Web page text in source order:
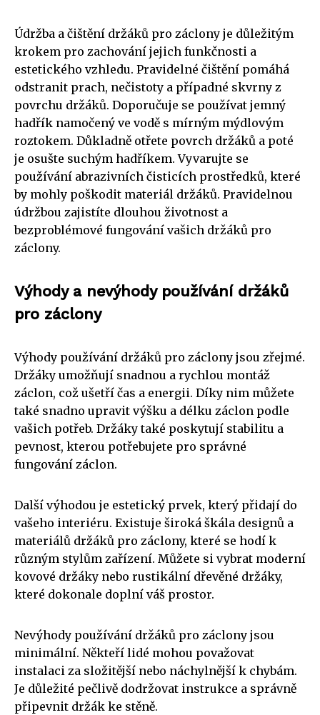
Údržba a čištění držáků pro záclony je důležitým
krokem pro zachování jejich funkčnosti a
estetického vzhledu. Pravidelné čištění pomáhá
odstranit prach, nečistoty a případné skvrny z
povrchu držáků. Doporučuje se používat jemný
hadřík namočený ve vodě s mírným mýdlovým
roztokem. Důkladně otřete povrch držáků a poté
je osušte suchým hadříkem. Vyvarujte se
používání abrazivních čisticích prostředků, které
by mohly poškodit materiál držáků. Pravidelnou
údržbou zajistíte dlouhou životnost a
bezproblémové fungování vašich držáků pro
záclony.
Výhody a nevýhody používání držáků
pro záclony
Výhody používání držáků pro záclony jsou zřejmé.
Držáky umožňují snadnou a rychlou montáž
záclon, což ušetří čas a energii. Díky nim můžete
také snadno upravit výšku a délku záclon podle
vašich potřeb. Držáky také poskytují stabilitu a
pevnost, kterou potřebujete pro správné
fungování záclon.
Další výhodou je estetický prvek, který přidají do
vašeho interiéru. Existuje široká škála designů a
materiálů držáků pro záclony, které se hodí k
různým stylům zařízení. Můžete si vybrat moderní
kovové držáky nebo rustikální dřevěné držáky,
které dokonale doplní váš prostor.
Nevýhody používání držáků pro záclony jsou
minimální. Někteří lidé mohou považovat
instalaci za složitější nebo náchylnější k chybám.
Je důležité pečlivě dodržovat instrukce a správně
připevnit držák ke stěně.